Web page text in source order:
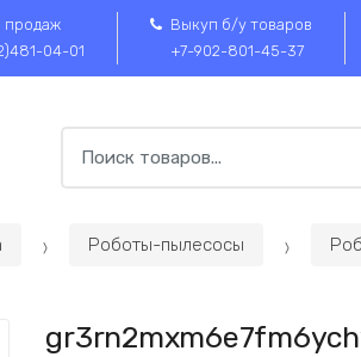
продаж
04-01
Выкуп б/у товаров
+7-902-801-45-37
for:
Роботы-пылесосы